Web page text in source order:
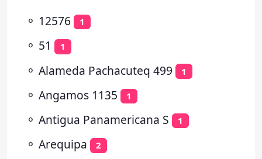
⚬ 12576 1
⚬ 51 1
⚬ Alameda Pachacuteq 499 1
⚬ Angamos 1135 1
⚬ Antigua Panamericana S 1
⚬ Arequipa 2